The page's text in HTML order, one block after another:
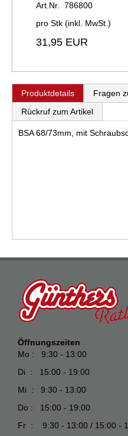
Art.Nr. 786800
pro Stk (inkl. MwSt.)
31,95 EUR
Produktdetails
Fragen
Rückruf zum Artikel
BSA 68/73mm, mit
Öffnungszeiten
Mo : 9:30 - 13:00
Di : 15:00 - 19:00
Mi : 9:30 - 13:00
Do : 15:00 - 19:00
Fr : 9:30 - 13:00 / 15:00 -